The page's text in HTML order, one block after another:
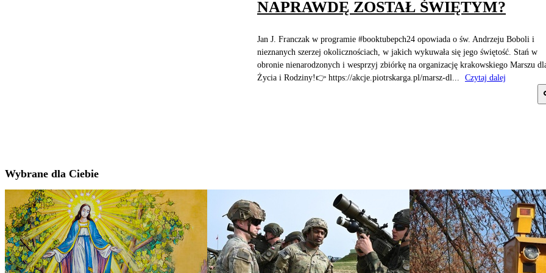
NAPRAWDĘ ZOSTAŁ ŚWIĘTYM?
Jan J. Franczak w programie #booktubepch24 opowiada o św. Andrzeju Boboli i
nieznanych szerzej okolicznościach, w jakich wykuwała się jego świętość. Stań w
obronie nienarodzonych i wesprzyj zbiórkę na organizację krakowskiego Marszu
Życia i Rodziny!👉 https://akcje.piotrskarga.pl/marsz-dl...
Czytaj dalej
Wybrane dla Ciebie